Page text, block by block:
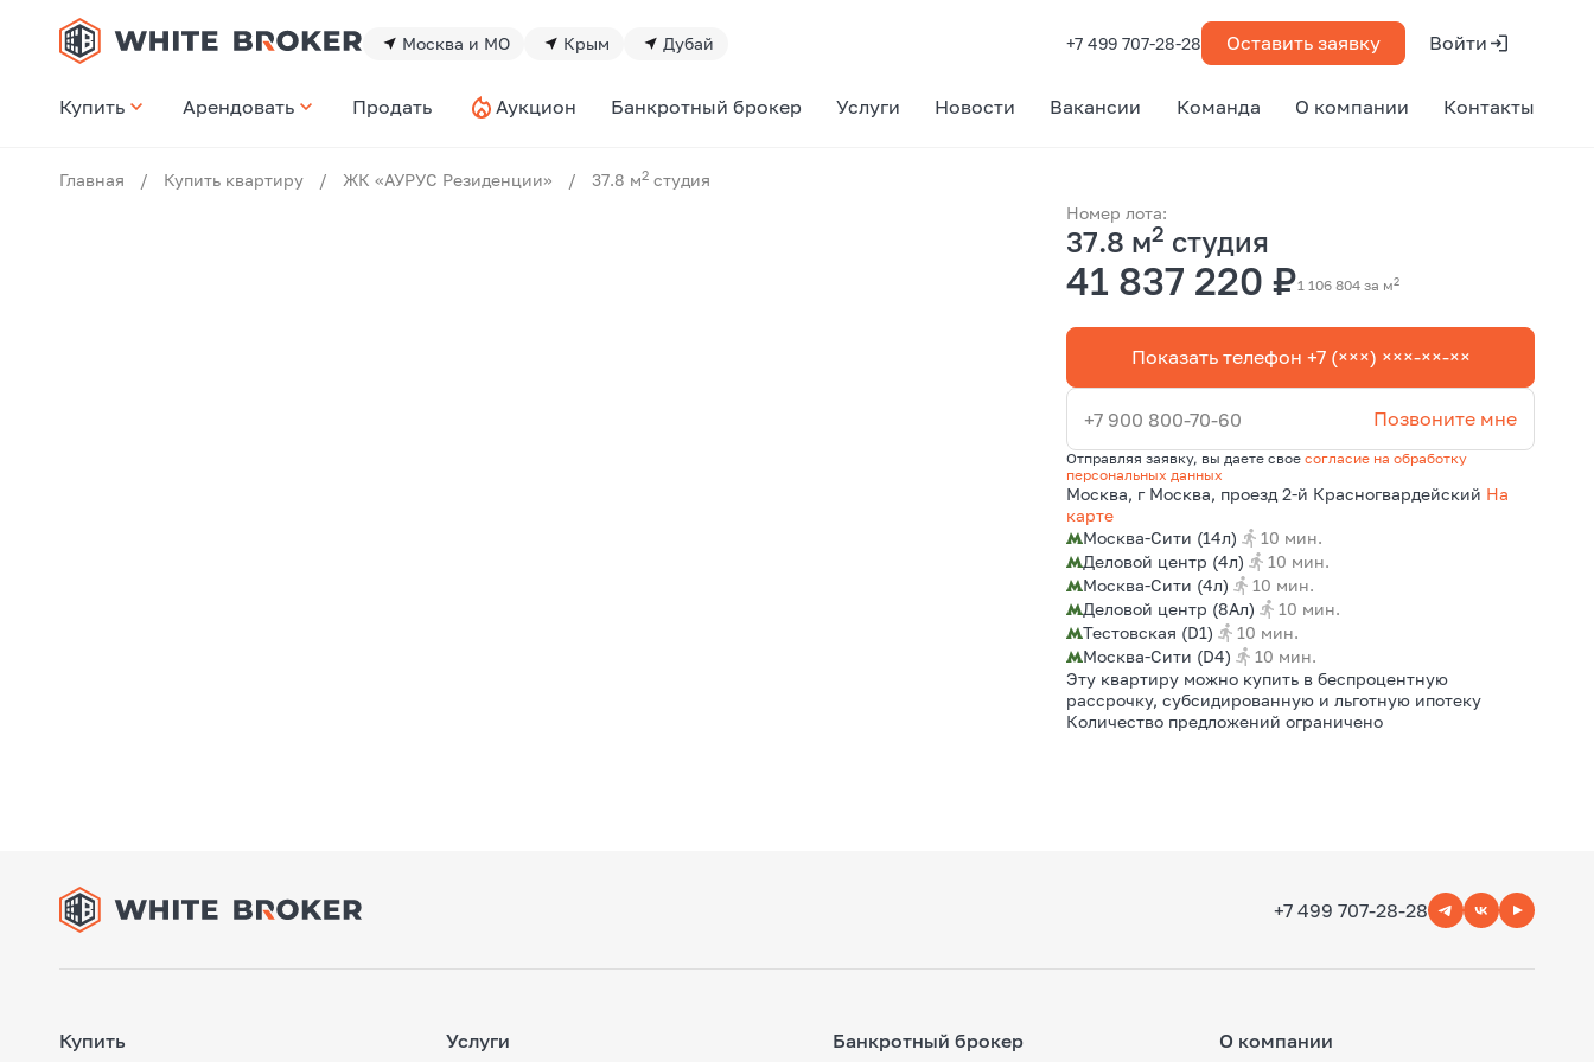
Москва и МО Крым Дубай +7 499 707-28-28 Оставить заявку Войти
Купить Арендовать Продать Аукцион Банкротный брокер Услуги Новости Вакансии Команда О компании Контакты
Главная / Купить квартиру / ЖК «АУРУС Резиденции» / 37.8 м2 студия
Номер лота:
37.8 м2 студия
41 837 220 ₽1 106 804 за м2
Показать телефон +7 (×××) ×××-××-××
+7 900 800-70-60 Позвоните мне
Отправляя заявку, вы даете своесогласие на обработку
персональных данных
Москва, г Москва, проезд 2-й Красногвардейский На
карте
Москва-Сити (14л)
10 мин.
Деловой центр (4л)
10 мин.
Москва-Сити (4л)
10 мин.
Деловой центр (8Ал)
10 мин.
Тестовская (D1)
10 мин.
Москва-Сити (D4)
10 мин.
Эту квартиру можно купить в беспроцентную
рассрочку, субсидированную и льготную ипотеку
Количество предложений ограничено
+7 499 707-28-28
Купить
Услуги
Банкротный брокер
О компании